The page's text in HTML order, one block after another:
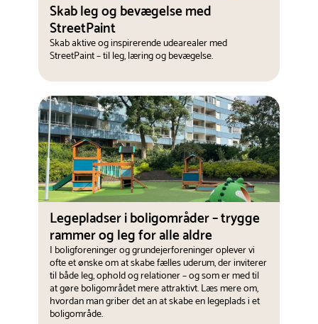
Skab leg og bevægelse med
StreetPaint
Skab aktive og inspirerende udearealer med
StreetPaint – til leg, læring og bevægelse.
Legepladser i boligområder – trygge
rammer og leg for alle aldre
I boligforeninger og grundejerforeninger oplever vi
ofte et ønske om at skabe fælles uderum, der inviterer
til både leg, ophold og relationer – og som er med til
at gøre boligområdet mere attraktivt. Læs mere om,
hvordan man griber det an at skabe en legeplads i et
boligområde.